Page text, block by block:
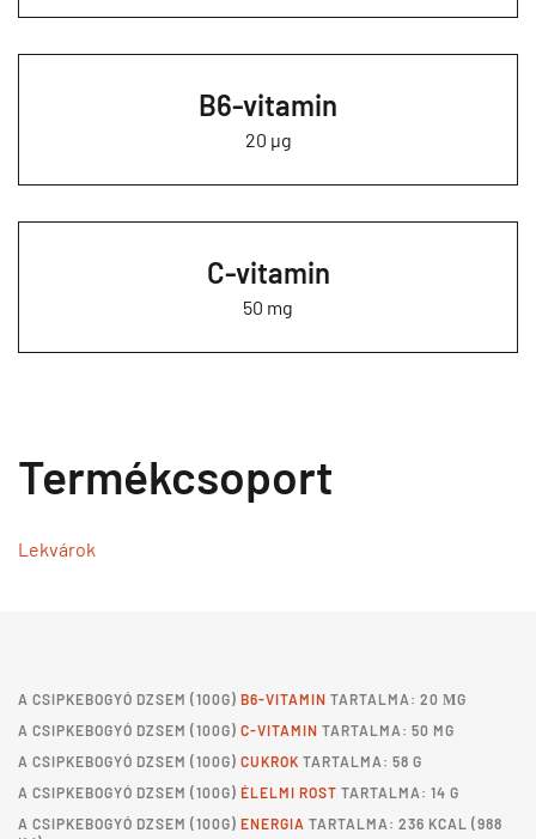
B6-vitamin
20 µg
C-vitamin
50 mg
Termékcsoport
Lekvárok
A CSIPKEBOGYÓ DZSEM (100G) B6-VITAMIN TARTALMA: 20 ΜG
A CSIPKEBOGYÓ DZSEM (100G) C-VITAMIN TARTALMA: 50 MG
A CSIPKEBOGYÓ DZSEM (100G) CUKROK TARTALMA: 58 G
A CSIPKEBOGYÓ DZSEM (100G) ÉLELMI ROST TARTALMA: 14 G
A CSIPKEBOGYÓ DZSEM (100G) ENERGIA TARTALMA: 236 KCAL (988